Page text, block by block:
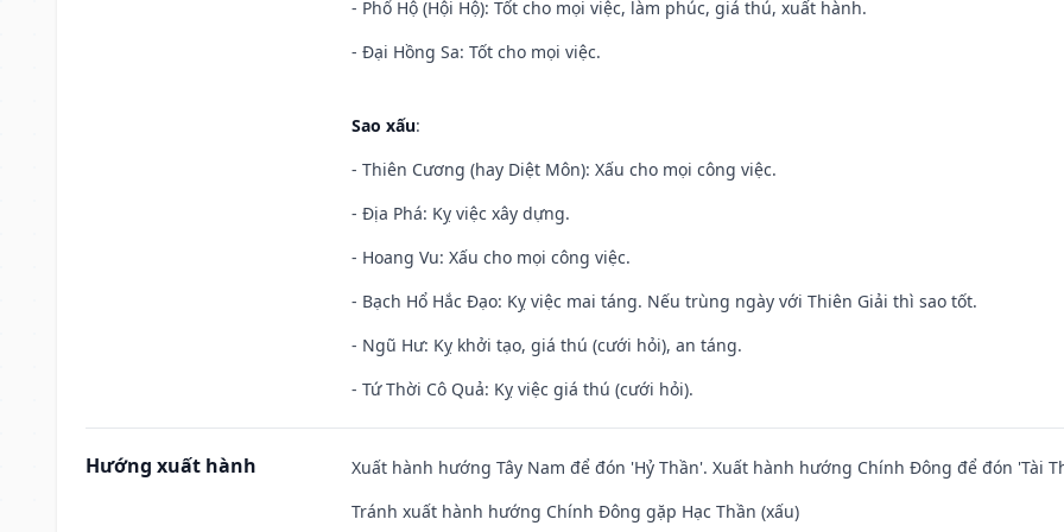
- Phổ Hộ (Hội Hộ): Tốt cho mọi việc, làm phúc, giá thú, xuất hành.
- Đại Hồng Sa: Tốt cho mọi việc.
Sao xấu:
- Thiên Cương (hay Diệt Môn): Xấu cho mọi công việc.
- Địa Phá: Kỵ việc xây dựng.
- Hoang Vu: Xấu cho mọi công việc.
- Bạch Hổ Hắc Đạo: Kỵ việc mai táng. Nếu trùng ngày với Thiên Giải thì sao tốt.
- Ngũ Hư: Kỵ khởi tạo, giá thú (cưới hỏi), an táng.
- Tứ Thời Cô Quả: Kỵ việc giá thú (cưới hỏi).
Hướng xuất hành
Xuất hành hướng Tây Nam để đón 'Hỷ Thần'. Xuất hành hướng Chính Đông để đón 'Tài
Tránh xuất hành hướng Chính Đông gặp Hạc Thần (xấu)